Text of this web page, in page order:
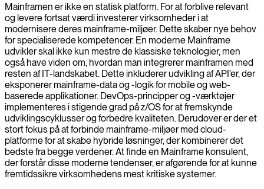
Mainframen er ikke en statisk platform. For at forblive relevant
og levere fortsat værdi investerer virksomheder i at
modernisere deres mainframe-miljøer. Dette skaber nye behov
for specialiserede kompetencer. En moderne Mainframe
udvikler skal ikke kun mestre de klassiske teknologier, men
også have viden om, hvordan man integrerer mainframen med
resten af IT-landskabet. Dette inkluderer udvikling af API'er, der
eksponerer mainframe-data og -logik for mobile og web-
baserede applikationer. DevOps-principper og -værktøjer
implementeres i stigende grad på z/OS for at fremskynde
udviklingscyklusser og forbedre kvaliteten. Derudover er der et
stort fokus på at forbinde mainframe-miljøer med cloud-
platforme for at skabe hybride løsninger, der kombinerer det
bedste fra begge verdener. At finde en Mainframe konsulent,
der forstår disse moderne tendenser, er afgørende for at kunne
fremtidssikre virksomhedens mest kritiske systemer.